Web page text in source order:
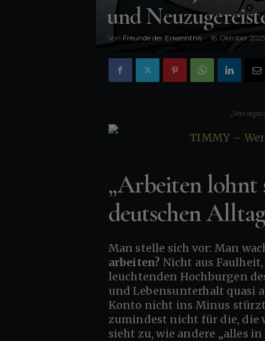
und
Von Freunde der Erkenntnis- 16. Oktober 2025
„Arbeiten lohnt
deutschen
Man stelle sich vor: Man
arbeiten? Nicht aus
leuchtenden Hochburgen
und Lebensunterhalt quasi
Konto nicht ins Minus
zumindest nicht für die, die
sieht zu, wie andere „alles